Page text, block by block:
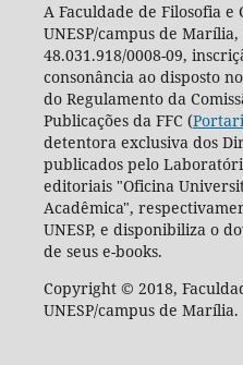
A Faculdade de Filosofia e
UNESP/campus de
48.031.918/0008-09,
consonância ao disposto
do Regulamento da
Publicações da FFC (
detentora exclusiva dos
publicados pelo
editoriais "Oficina
Acadêmica",
UNESP, e disponibiliza o
de seus e-books.
Copyright © 2018,
UNESP/campus de Marília.